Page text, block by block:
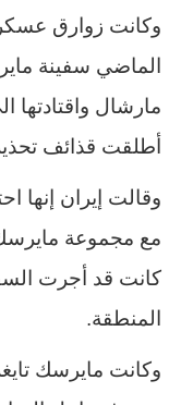
وكانت زوارق
الماضي سفينة
مارشال واقتادتها
أطلقت قذائف
وقالت إيران إنها
مع مجموعة مايرسك
كانت قد أجرت
المنطقة.
وكانت مايرسك